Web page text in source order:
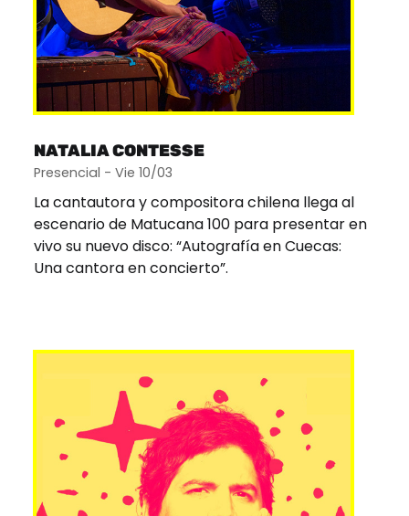
NATALIA CONTESSE
Presencial - Vie 10/03
La cantautora y compositora chilena llega al
escenario de Matucana 100 para presentar en
vivo su nuevo disco: “Autografía en Cuecas:
Una cantora en concierto”.